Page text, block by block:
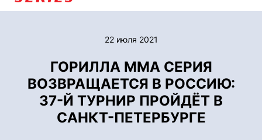
22 июля 2021
ГОРИЛЛА ММА СЕРИЯ
ВОЗВРАЩАЕТСЯ В РОССИЮ:
37-Й ТУРНИР ПРОЙДЁТ В
САНКТ-ПЕТЕРБУРГЕ